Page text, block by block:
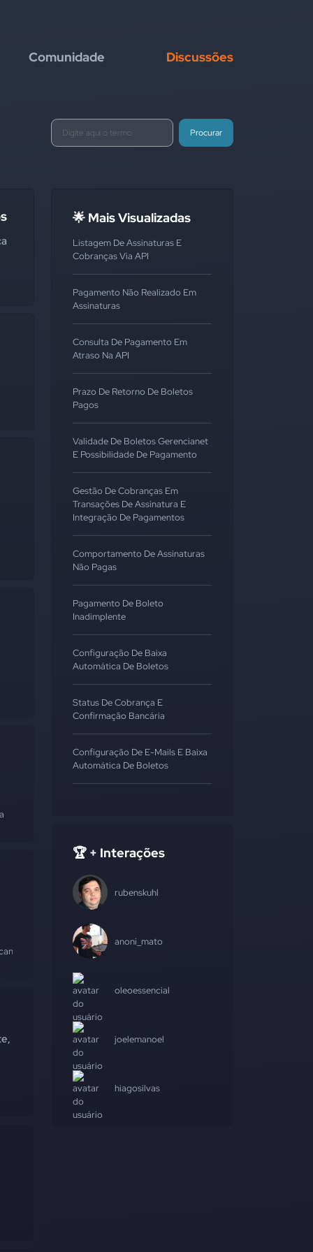
Comunidade Discussões
Procurar
#gerencianet
🌟 Mais Visualizadas
Listagem De Assinaturas E
Cobranças Via API
Pagamento Não Realizado Em
Assinaturas
Consulta De Pagamento Em
Atraso Na API
Prazo De Retorno De Boletos
Pagos
Validade De Boletos Gerencianet
E Possibilidade De Pagamento
Gestão De Cobranças Em
Transações De Assinatura E
Integração De Pagamentos
Comportamento De Assinaturas
Não Pagas
Pagamento De Boleto
Inadimplente
Configuração De Baixa
Automática De Boletos
Status De Cobrança E
Confirmação Bancária
Configuração De E-Mails E Baixa
Automática De Boletos
🏆 + Interações
rubenskuhl
anoni_mato
oleoessencial
joelemanoel
hiagosilvas